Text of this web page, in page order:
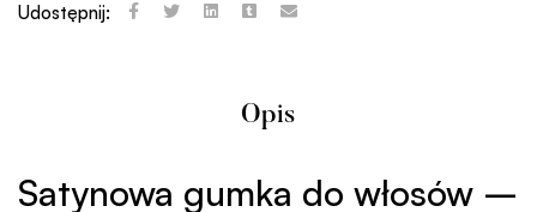
Udostępnij:
Opis
Satynowa gumka do włosów –